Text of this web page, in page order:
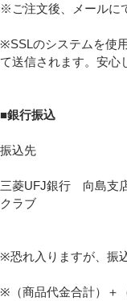
プライ
※ご注文後、メールに
※SSLのシステムを使
て送信されます。安心
■銀行振込
振込先
三菱UFJ銀行 向島支
クラブ
※恐れ入りますが、振
※（商品代金合計）＋